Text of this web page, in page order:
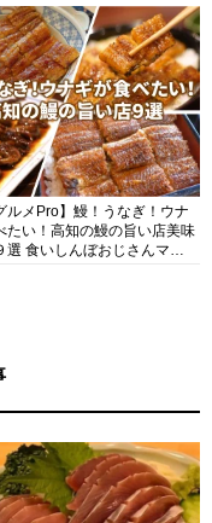
ルメPro】鰻！うなぎ！ウナ
たい！高知の鰻の旨い店美味
選 食いしんぼおじさんマッ